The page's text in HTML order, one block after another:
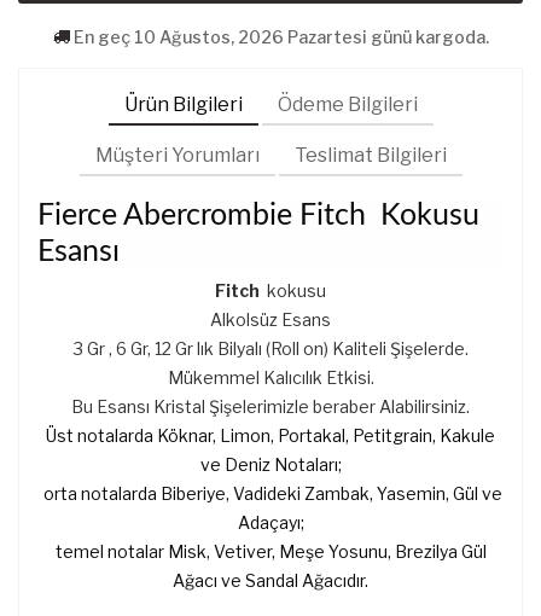
En geç 10 Ağustos, 2026 Pazartesi günü kargoda.
Ürün Bilgileri Ödeme Bilgileri
Müşteri Yorumları Teslimat Bilgileri
Fierce Abercrombie Fitch Kokusu
Esansı
Fitch kokusu
Alkolsüz Esans
3 Gr , 6 Gr, 12 Gr lık Bilyalı (Roll on) Kaliteli Şişelerde.
Mükemmel Kalıcılık Etkisi.
Bu Esansı Kristal Şişelerimizle beraber Alabilirsiniz.
Üst notalarda Köknar, Limon, Portakal, Petitgrain, Kakule
ve Deniz Notaları;
orta notalarda Biberiye, Vadideki Zambak, Yasemin, Gül ve
Adaçayı;
temel notalar Misk, Vetiver, Meşe Yosunu, Brezilya Gül
Ağacı ve Sandal Ağacıdır.